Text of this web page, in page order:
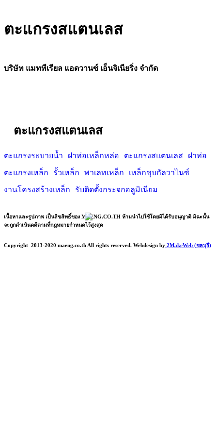
ตะแกรงสแตนเลส
บริษัท แมททีเรียล แอดวานซ์ เอ็นจิเนียริ่ง จำกัด
ตะแกรงสแตนเลส
ตะแกรงระบายน้ำ ฝาท่อเหล็กหล่อ ตะแกรงสแตนเลส ฝาท่อ
ตะแกรงเหล็ก รั้วเหล็ก พาเลทเหล็ก เหล็กชุบกัลวาไนซ์
งานโครงสร้างเหล็ก รับติดตั้งกระจกอลูมิเนียม
เนื้อหาและรูปภาพ เป็นลิขสิทธิ์ของ MAENG.CO.TH ห้ามนำไปใช้โดยมิได้รับอนุญาติ มิฉะนั้น
จะถูกดำเนินคดีตามที่กฎหมายกำหนดไว้สูงสุด
Copyright 2013-2020 maeng.co.th All rights reserved. Webdesign by 2MakeWeb (ชลบุรี)